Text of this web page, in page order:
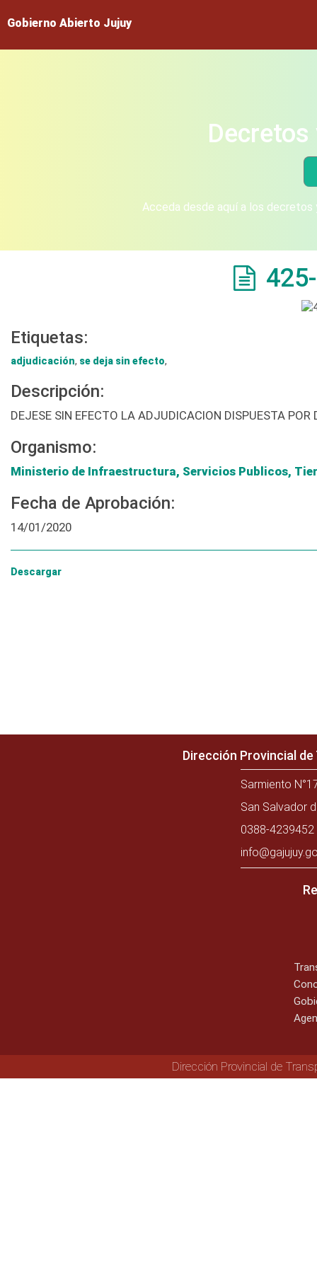
Gobierno Abierto Jujuy
Acceda desde aquí a los
Etiquetas:
adjudicación, se deja sin efecto,
Descripción:
DEJESE SIN EFECTO LA ADJUDICACION DISPUESTA
Organismo:
Ministerio de Infraestructura, Servicios Publicos,
Fecha de Aprobación:
14/01/2020
Descargar
Dirección Provincial
Sarmiento
San Salvador
0388-
Dirección Provincial de